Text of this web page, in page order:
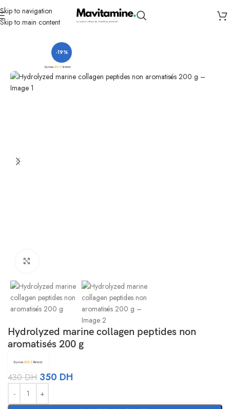
Skip to navigation
Skip to main content
Accueil Compléments
-19%
Hydrolyzed marine collagen peptides non
aromatisés 200 g
430DH 350 DH
Alternative: